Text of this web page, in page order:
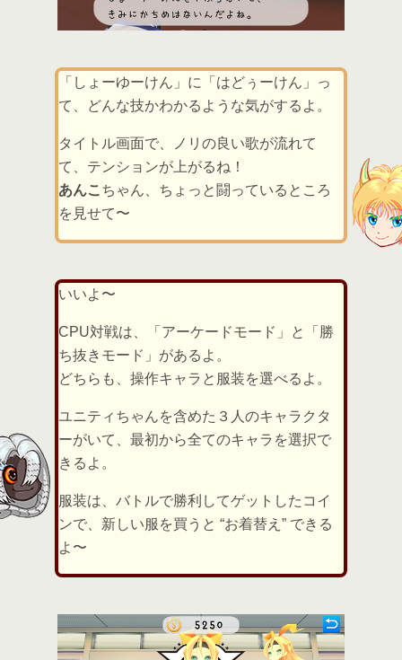
「しょーゆーけん」に「はどぅーけん」っ
て、どんな技かわかるような気がするよ。
タイトル画面で、ノリの良い歌が流れて
て、テンションが上がるね！
あんこ ちゃん、ちょっと闘っているところ
を見せて〜
いいよ〜
CPU対戦は、「アーケードモード」と「勝
ち抜きモード」があるよ。
どちらも、操作キャラと服装を選べるよ。
ユニティちゃんを含めた３人のキャラクタ
ーがいて、最初から全てのキャラを選択で
きるよ。
服装は、バトルで勝利してゲットしたコイ
ンで、新しい服を買うと “お着替え” できる
よ〜